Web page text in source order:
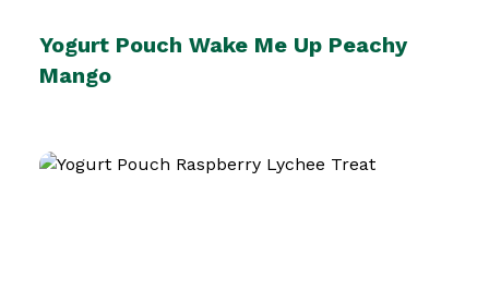
Yogurt Pouch Wake Me Up Peachy
Mango